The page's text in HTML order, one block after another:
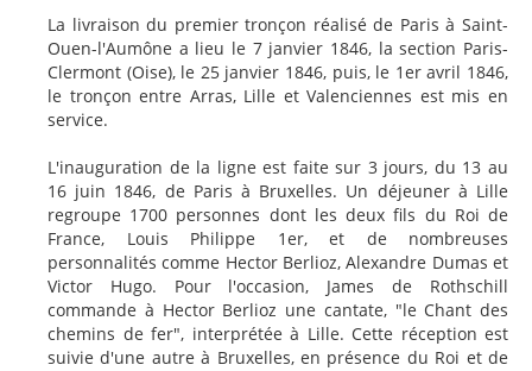
La livraison du premier tronçon réalisé de Paris à Saint-
Ouen-l'Aumône a lieu le 7 janvier 1846, la section Paris-
Clermont (Oise), le 25 janvier 1846, puis, le 1er avril 1846,
le tronçon entre Arras, Lille et Valenciennes est mis en
service.
L'inauguration de la ligne est faite sur 3 jours, du 13 au
16 juin 1846, de Paris à Bruxelles. Un déjeuner à Lille
regroupe 1700 personnes dont les deux fils du Roi de
France, Louis Philippe 1er, et de nombreuses
personnalités comme Hector Berlioz, Alexandre Dumas et
Victor Hugo. Pour l'occasion, James de Rothschill
commande à Hector Berlioz une cantate, "le Chant des
chemins de fer", interprétée à Lille. Cette réception est
suivie d'une autre à Bruxelles, en présence du Roi et de